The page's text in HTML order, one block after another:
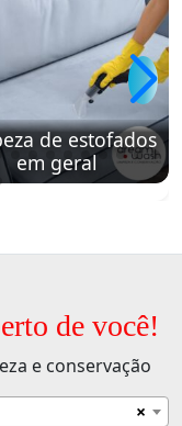
de estofados
em geral
de você!
e conservação
×